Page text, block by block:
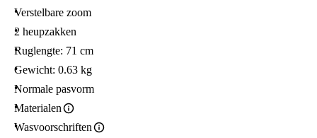
Verstelbare zoom
2 heupzakken
Ruglengte: 71 cm
Gewicht: 0.63 kg
Normale pasvorm
Materialen
Wasvoorschriften